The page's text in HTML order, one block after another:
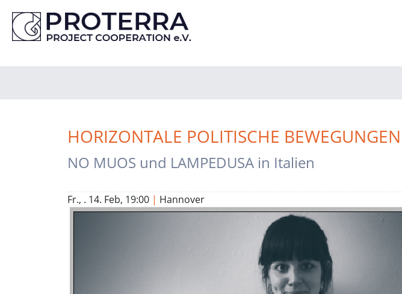
HORIZONTALE POLITISCHE BEWEGUNGEN
NO MUOS und LAMPEDUSA in Italien
Fr., . 14. Feb, 19:00 | Hannover